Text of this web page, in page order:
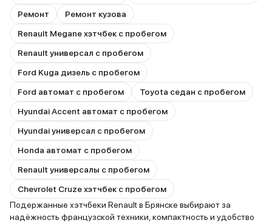
Ремонт
Ремонт кузова
Renault Megane хэтчбек с пробегом
Renault универсал с пробегом
Ford Kuga дизель с пробегом
Ford автомат с пробегом
Toyota седан с пробегом
Hyundai Accent автомат с пробегом
Hyundai универсал с пробегом
Honda автомат с пробегом
Renault универсалы с пробегом
Chevrolet Cruze хэтчбек с пробегом
Подержанные хэтчбеки Renault в Брянске выбирают за
надёжность французской техники, компактность и удобство